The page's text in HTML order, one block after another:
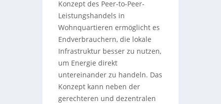
Konzept des Peer-to-Peer-
Leistungshandels in
Wohnquartieren ermöglicht es
Endverbrauchern, die lokale
Infrastruktur besser zu nutzen,
um Energie direkt
untereinander zu handeln. Das
Konzept kann neben der
gerechteren und dezentralen